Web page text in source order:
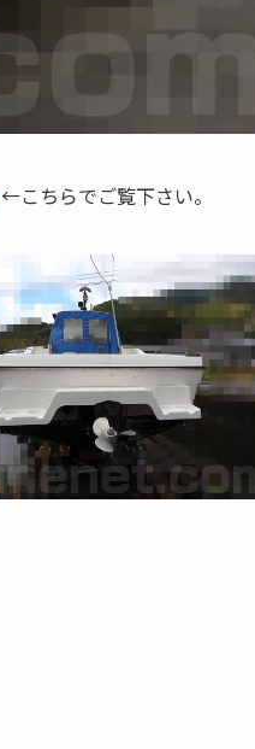
←こちらでご覧下さい。